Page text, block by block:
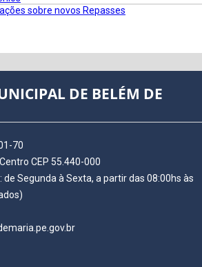
sobre novos Repasses
DE BELÉM DE
70
CEP 55.440-000
Segunda à Sexta, a partir das 08:00hs às